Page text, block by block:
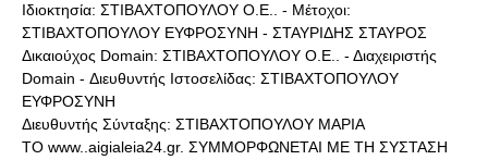
Ιδιοκτησία: ΣΤΙΒΑΧΤΟΠΟΥΛΟΥ Ο.Ε.. - Μέτοχοι:
ΣΤΙΒΑΧΤΟΠΟΥΛΟΥ ΕΥΦΡΟΣΥΝΗ - ΣΤΑΥΡΙΔΗΣ ΣΤΑΥΡΟΣ
Δικαιούχος Domain: ΣΤΙΒΑΧΤΟΠΟΥΛΟΥ Ο.Ε.. - Διαχειριστής
Domain - Διευθυντής Ιστοσελίδας: ΣΤΙΒΑΧΤΟΠΟΥΛΟΥ
ΕΥΦΡΟΣΥΝΗ
Διευθυντής Σύνταξης: ΣΤΙΒΑΧΤΟΠΟΥΛΟΥ ΜΑΡΙΑ
ΤΟ www..aigialeia24.gr. ΣΥΜΜΟΡΦΩΝΕΤΑΙ ΜΕ ΤΗ ΣΥΣΤΑΣΗ